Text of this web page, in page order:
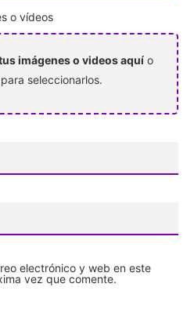
o vídeos
imágenes o videos aquí o
seleccionarlos.
electrónico y web en este
vez que comente.